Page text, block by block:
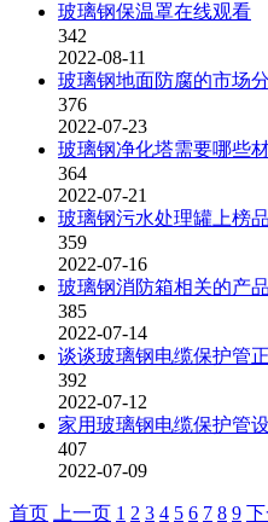
玻璃钢保温罩在线观看
342
2022-08-11
玻璃钢地面防腐的市场
376
2022-07-23
玻璃钢净化塔需要哪些
364
2022-07-21
玻璃钢污水处理罐上榜
359
2022-07-16
玻璃钢消防箱相关的产
385
2022-07-14
谈谈玻璃钢电缆保护管
392
2022-07-12
家用玻璃钢电缆保护管
407
2022-07-09
首页 上一页 1 2 3 4 5 6 7 8 9